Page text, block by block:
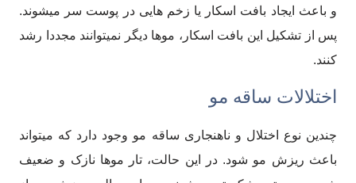
و باعث ایجاد بافت اسکار یا زخم هایی در پوست سر میشوند.
پس از تشکیل این بافت اسکار، موها دیگر نمیتوانند مجددا رشد
کنند.
اختلالات ساقه مو
چندین نوع اختلال و ناهنجاری ساقه مو وجود دارد که میتواند
باعث ریزش مو شود. در این حالت، تار موها نازک و ضعیف